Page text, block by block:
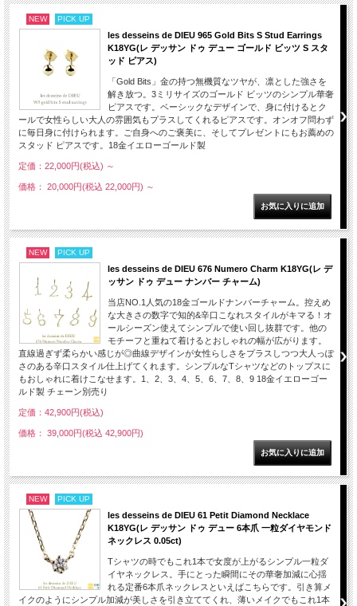
NEW PICK UP
les desseins de DIEU 965 Gold Bits S Stud Earrings
K18YG(レ デッサン ドゥ デュー ゴールド ビッツ S スタ
ッド ピアス)
「Gold Bits」金の持つ無機質なツヤが、凛とした強さを
解き放つ。3ミリサイズのゴールド ビッツのシンプル華奢
ピアスです。ベーシックなデザインで、身に付けるとク
ールで女性らしい大人の雰囲気もプラスしてくれるピアスです。オンオフ問わず
に毎日身に付けられます。ご自身へのご褒美に、そしてプレゼントにもお薦めの
スタッド ピアスです。18金イエローゴールド製
定価：22,000円(税込) ～
価格： 20,000円(税込 22,000円) ～
NEW PICK UP
les desseins de DIEU 676 Numero Charm K18YG(レ デ
ッサン ドゥ デュー ナンバー チャーム)
当店NO.1人気の18金ゴールドナンバーチャーム。控えめ
な大きさの数字で知的&辛口こなれスタイルがキマる！オ
ールシーズン使えてシンプルで使い回し抜群です。他の
モチーフと重ねて着けるとおしゃれの幅が広がります。
直線過ぎず柔らかい感じが◎曲線デザインが女性らしさをプラスしつつ大人っぽ
さのある辛口スタイル仕上げてくれます。シンプルなTシャツなどのトップスに
もおしゃれに着けこなせます。1、2、3、4、5、6、7、8、9 18金イエローゴー
ルド製 チェーン別売り
定価：42,900円(税込)
価格： 39,000円(税込 42,900円)
NEW PICK UP
les desseins de DIEU 61 Petit Diamond Necklace
K18YG(レ デッサン ドゥ デュー 6本爪 一粒ダイヤモンド
ネックレス 0.05ct)
Tシャツの時でもこれ1本で女度が上がるシンプル一粒ダ
イヤネックレス。手にとった瞬間にその華奢加減に心揺
れる定番6本爪ネックレスといえばこちらです。引き算メ
イクのようにシンプル加減が美しさを引き立ててくれ、薄いメイクでもこれ1本